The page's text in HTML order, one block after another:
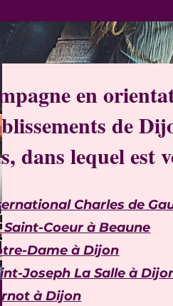
en
de
dans lequel est
Charles de
Saint-Coeur à Beaune
Dame à Dijon
Joseph La Salle à
à Dijon